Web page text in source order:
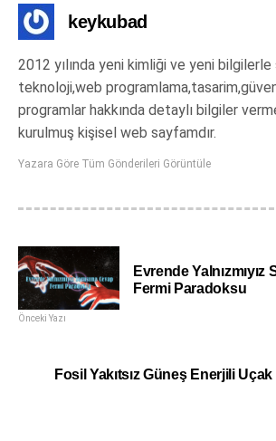
keykubad
2012 yılında yeni kimliği ve yeni
teknoloji,web
programlar hakkında detaylı bilgiler
kurulmuş kişisel web sayfamdır.
Yazara Göre Tüm Gönderileri Görüntüle
Evrende
Fermi Paradoksu
Önceki Yazı
Fosil Yakıtsız Güneş Enerjili Uçak